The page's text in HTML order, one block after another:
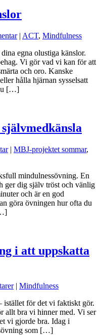
| ACT, Mindfulness
egna olustiga känslor.
Vi gör vad vi kan för att
och oro. Kanske
hålla hjärnan sysselsatt
[…]
| MBJ-projektet sommar,
mindulnessövning. En
ger dig själv tröst och vänlig
och är en god
göra övningen hur ofta du
i att uppskatta
| Mindfulness
istället för det vi faktiskt gör.
allt bra vi hinner med. Vi ser
vi gjorde bra. Idag i
som […]